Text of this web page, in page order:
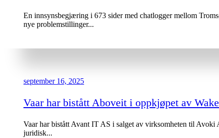
En innsynsbegjæring i 673 sider med chatlogger mellom
nye problemstillinger...
september 16, 2025
Vaar har bistått Aboveit i oppkjøpet av
Vaar har bistått Avant IT AS i salget av virksomheten til
juridisk...